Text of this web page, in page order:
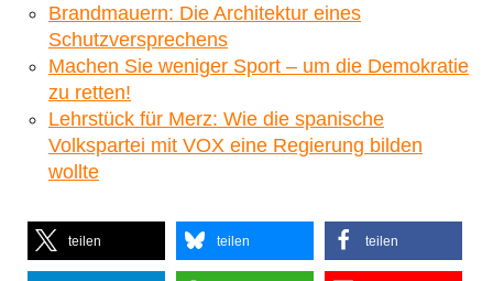
Brandmauern: Die Architektur eines
Schutzversprechens
Machen Sie weniger Sport – um die Demokratie
zu retten!
Lehrstück für Merz: Wie die spanische
Volkspartei mit VOX eine Regierung bilden
wollte
teilen teilen teilen